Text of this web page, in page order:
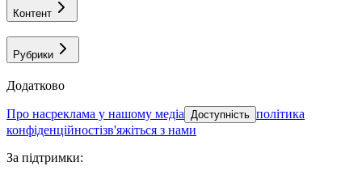
Контент
Рубрики
Додатково
про насреклама у нашому медіа Доступність політика
конфіденційностізв'яжіться з нами
За підтримки: